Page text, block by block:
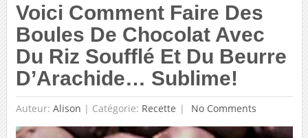
Voici Comment Faire Des
Boules De Chocolat Avec
Du Riz Soufflé Et Du Beurre
D’Arachide… Sublime!
Auteur: Alison | Catégorie: Recette No Comments